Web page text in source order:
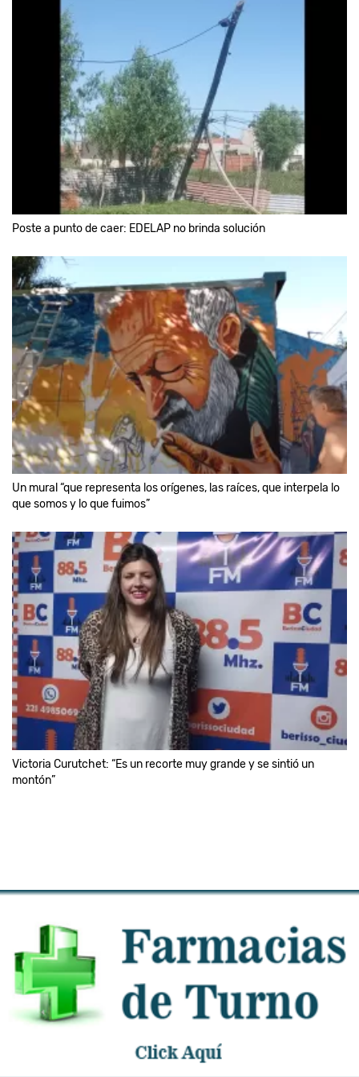
Poste a punto de caer: EDELAP no brinda solución
Un mural “que representa los orígenes, las raíces, que interpela lo
que somos y lo que fuimos”
Victoria Curutchet: “Es un recorte muy grande y se sintió un
montón”